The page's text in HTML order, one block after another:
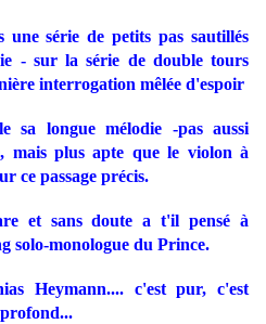
une série de petits pas sautillés
- sur la série de double tours
interrogation mêlée d'espoir
longue mélodie -pas aussi
mais plus apte que le violon à
ce passage précis.
et sans doute a t'il pensé à
solo-monologue du Prince.
Heymann.... c'est pur, c'est